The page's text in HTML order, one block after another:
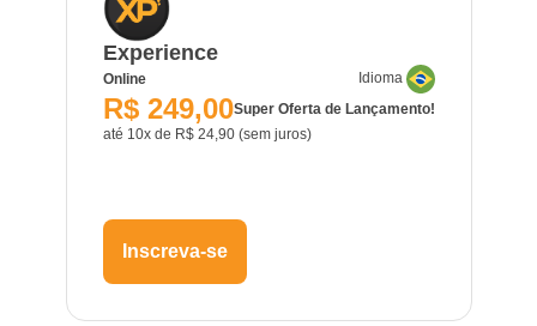
Experience
Online Idioma
R$ 249,00Super Oferta de Lançamento!
até 10x de R$ 24,90 (sem juros)
Inscreva-se